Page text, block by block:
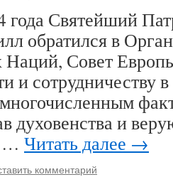
года Святейший
обратился в
Совет
и сотрудничеству
духовенства и
… Читать далее →
комментарий